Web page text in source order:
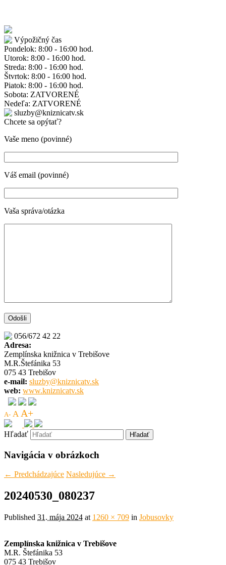
Výpožičný čas
Pondelok: 8:00 - 16:00 hod.
Utorok: 8:00 - 16:00 hod.
Streda: 8:00 - 16:00 hod.
Štvrtok: 8:00 - 16:00 hod.
Piatok: 8:00 - 16:00 hod.
Sobota: ZATVORENÉ
Nedeľa: ZATVORENÉ
sluzby@kniznicatv.sk
Chcete sa opýtať?
Vaše meno (povinné)
Váš email (povinné)
Vaša správa/otázka
056/672 42 22
Adresa:
Zemplínska knižnica v Trebišove
M.R.Štefánika 53
075 43 Trebišov
e-mail: sluzby@kniznicatv.sk
web: www.kniznicatv.sk
A- A A+
Hľadať
Navigácia v obrázkoch
← Predchádzajúce Nasledujúce →
20240530_080237
Published 31. mája 2024 at 1260 × 709 in Jobusovky
Zemplínska knižnica v Trebišove
M.R. Štefánika 53
075 43 Trebišov